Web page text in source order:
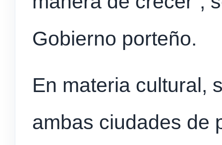
Gobierno porteño.
En materia cultural,
ambas ciudades de